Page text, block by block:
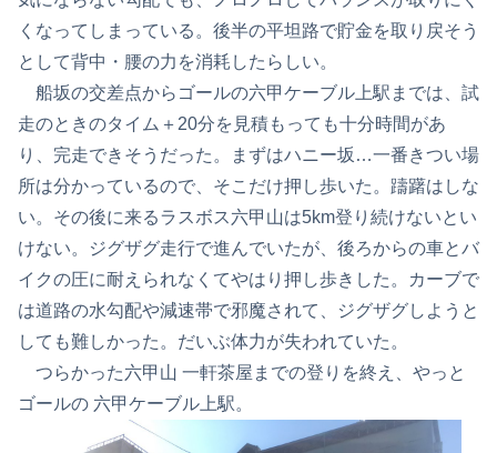
くなってしまっている。後半の平坦路で貯金を取り戻そう
として背中・腰の力を消耗したらしい。
船坂の交差点からゴールの六甲ケーブル上駅までは、試
走のときのタイム＋20分を見積もっても十分時間があ
り、完走できそうだった。まずはハニー坂…一番きつい場
所は分かっているので、そこだけ押し歩いた。躊躇はしな
い。その後に来るラスボス六甲山は5km登り続けないとい
けない。ジグザグ走行で進んでいたが、後ろからの車とバ
イクの圧に耐えられなくてやはり押し歩きした。カーブで
は道路の水勾配や減速帯で邪魔されて、ジグザグしようと
しても難しかった。だいぶ体力が失われていた。
つらかった六甲山 一軒茶屋までの登りを終え、やっと
ゴールの 六甲ケーブル上駅。